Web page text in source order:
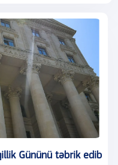
Gününü təbrik edib